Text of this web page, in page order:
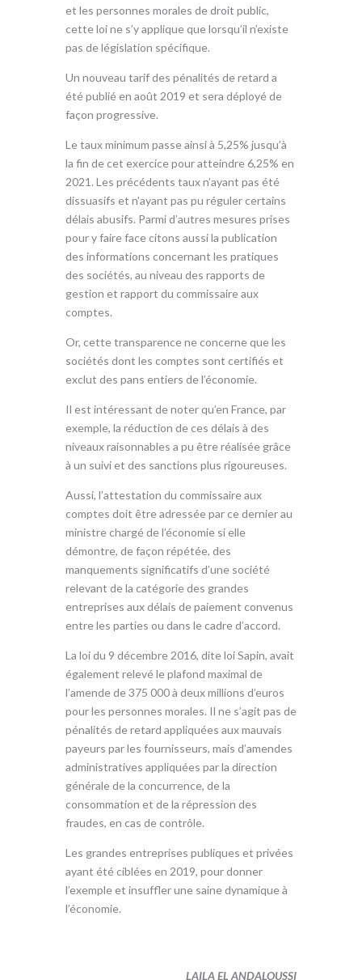
et les personnes morales de droit public,
cette loi ne s’y applique que lorsqu’il n’existe
pas de législation spécifique.
Un nouveau tarif des pénalités de retard a
été publié en août 2019 et sera déployé de
façon progressive.
Le taux minimum passe ainsi à 5,25% jusqu’à
la fin de cet exercice pour atteindre 6,25% en
2021. Les précédents taux n’ayant pas été
dissuasifs et n’ayant pas pu réguler certains
délais abusifs. Parmi d’autres mesures prises
pour y faire face citons aussi la publication
des informations concernant les pratiques
des sociétés, au niveau des rapports de
gestion et rapport du commissaire aux
comptes.
Or, cette transparence ne concerne que les
sociétés dont les comptes sont certifiés et
exclut des pans entiers de l’économie.
Il est intéressant de noter qu’en France, par
exemple, la réduction de ces délais à des
niveaux raisonnables a pu être réalisée grâce
à un suivi et des sanctions plus rigoureuses.
Aussi, l’attestation du commissaire aux
comptes doit être adressée par ce dernier au
ministre chargé de l’économie si elle
démontre, de façon répétée, des
manquements significatifs d’une société
relevant de la catégorie des grandes
entreprises aux délais de paiement convenus
entre les parties ou dans le cadre d’accord.
La loi du 9 décembre 2016, dite loi Sapin, avait
également relevé le plafond maximal de
l’amende de 375 000 à deux millions d’euros
pour les personnes morales. Il ne s’agit pas de
pénalités de retard appliquées aux mauvais
payeurs par les fournisseurs, mais d’amendes
administratives appliquées par la direction
générale de la concurrence, de la
consommation et de la répression des
fraudes, en cas de contrôle.
Les grandes entreprises publiques et privées
ayant été ciblées en 2019, pour donner
l’exemple et insuffler une saine dynamique à
l’économie.
LAILA EL ANDALOUSSI